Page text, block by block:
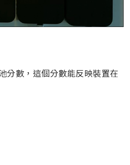
數，這個分數能反映裝置在